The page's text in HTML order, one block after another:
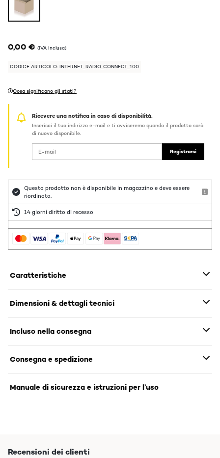
0,00 € (IVA inclusa)
CODICE ARTICOLO: INTERNET_RADIO_CONNECT_100
Cosa significano gli stati?
Ricevere una notifica in caso di disponibilità.
Inserisci il tuo indirizzo e-mail e ti avviseremo quando il prodotto sarà
di nuovo disponibile.
Registrarsi
Questo prodotto non è disponibile in magazzino e deve essere
riordinato.
14 giorni diritto di recesso
Caratteristiche
Dimensioni & dettagli tecnici
Incluso nella consegna
Consegna e spedizione
Manuale di sicurezza e istruzioni per l’uso
Recensioni dei clienti